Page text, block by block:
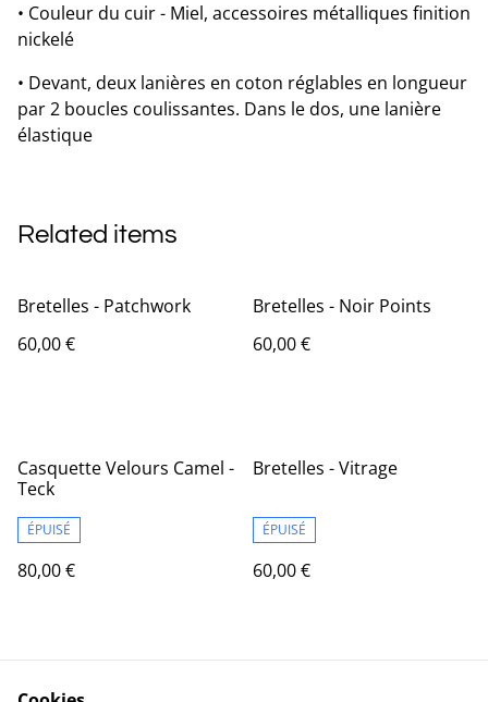
• Couleur du cuir - Miel, accessoires métalliques finition
nickelé
• Devant, deux lanières en coton réglables en longueur
par 2 boucles coulissantes. Dans le dos, une lanière
élastique
Related items
Bretelles - Patchwork
60,00 €
Bretelles - Noir Points
60,00 €
Casquette Velours Camel -
Teck
ÉPUISÉ
80,00 €
Bretelles - Vitrage
ÉPUISÉ
60,00 €